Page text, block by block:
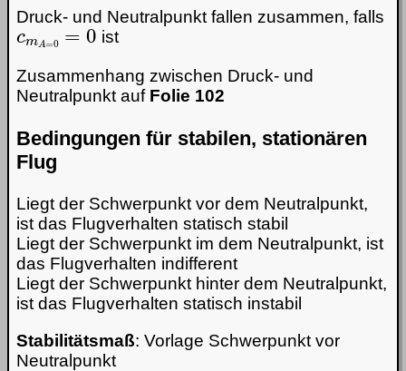
Druck- und Neutralpunkt fallen zusammen, falls
cmA= 0=0
ist
Zusammenhang zwischen Druck- und
Neutralpunkt auf Folie 102
Bedingungen für stabilen, stationären
Flug
Liegt der Schwerpunkt vor dem Neutralpunkt,
ist das Flugverhalten statisch stabil
Liegt der Schwerpunkt im dem Neutralpunkt, ist
das Flugverhalten indifferent
Liegt der Schwerpunkt hinter dem Neutralpunkt,
ist das Flugverhalten statisch instabil
Stabilitätsmaß: Vorlage Schwerpunkt vor
Neutralpunkt